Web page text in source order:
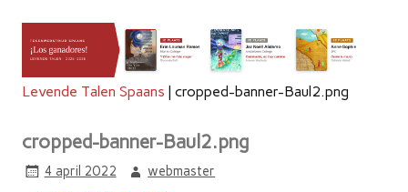
Levende Talen Spaans | cropped-banner-Baul2.png
cropped-banner-Baul2.png
4 april 2022 webmaster